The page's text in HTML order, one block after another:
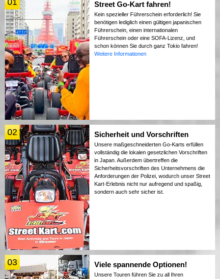
01 Street Go-Kart fahren!
Kein spezieller Führerschein erforderlich! Sie
benötigen lediglich einen gültigen japanischen
Führerschein, einen internationalen
Führerschein oder eine SOFA-Lizenz, und
schon können Sie durch ganz Tokio fahren!
Weitere Informationen
02 Sicherheit und Vorschriften
Unsere maßgeschneiderten Go-Karts erfüllen
vollständig die lokalen gesetzlichen Vorschriften
in Japan. Außerdem übertreffen die
Sicherheitsvorschriften des Unternehmens die
Anforderungen der Polizei, wodurch unser Street
Kart-Erlebnis nicht nur aufregend und spaßig,
sondern auch sehr sicher ist.
03 Viele spannende Optionen!
Unsere Touren führen Sie zu all Ihren